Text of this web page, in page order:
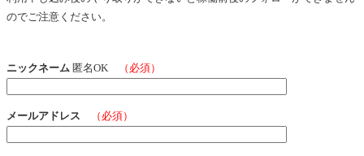
のでご注意ください。
ニックネーム 匿名OK （必須）
メールアドレス （必須）